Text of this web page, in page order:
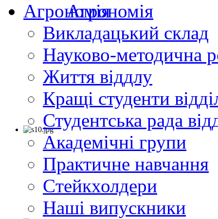
Агрономія
Викладацький склад
Науково-методична
Життя віддлу
Кращі студенти
Студентська рада
Академічні групи
Практичне навчання
Cтейкхолдери
Наші випускники